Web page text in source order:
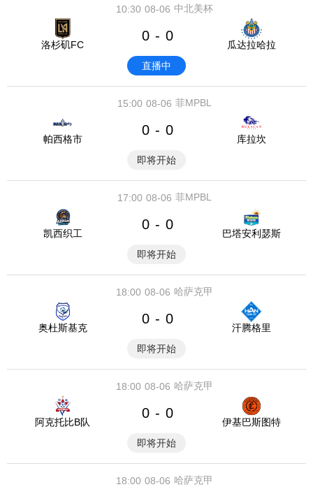
08-06
10:30 中北美杯
洛杉矶FC
0 - 0
瓜达拉哈拉
直播中
08-06
15:00 菲MPBL
帕西格市
0 - 0
库拉坎
即将开始
08-06
17:00 菲MPBL
凯西织工
0 - 0
巴塔安利瑟斯
即将开始
08-06
18:00 哈萨克甲
奥杜斯基克
0 - 0
汗腾格里
即将开始
08-06
18:00 哈萨克甲
阿克托比B队
0 - 0
伊基巴斯图特
即将开始
08-06
18:00 哈萨克甲